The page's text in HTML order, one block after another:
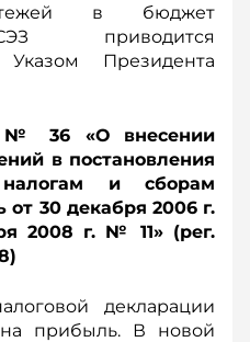
в бюджет
приводится
Президента
№ 36 «О внесении
в постановления
и сборам
30 декабря 2006 г.
2008 г. № 11» (рег.
декларации
на прибыль. В новой